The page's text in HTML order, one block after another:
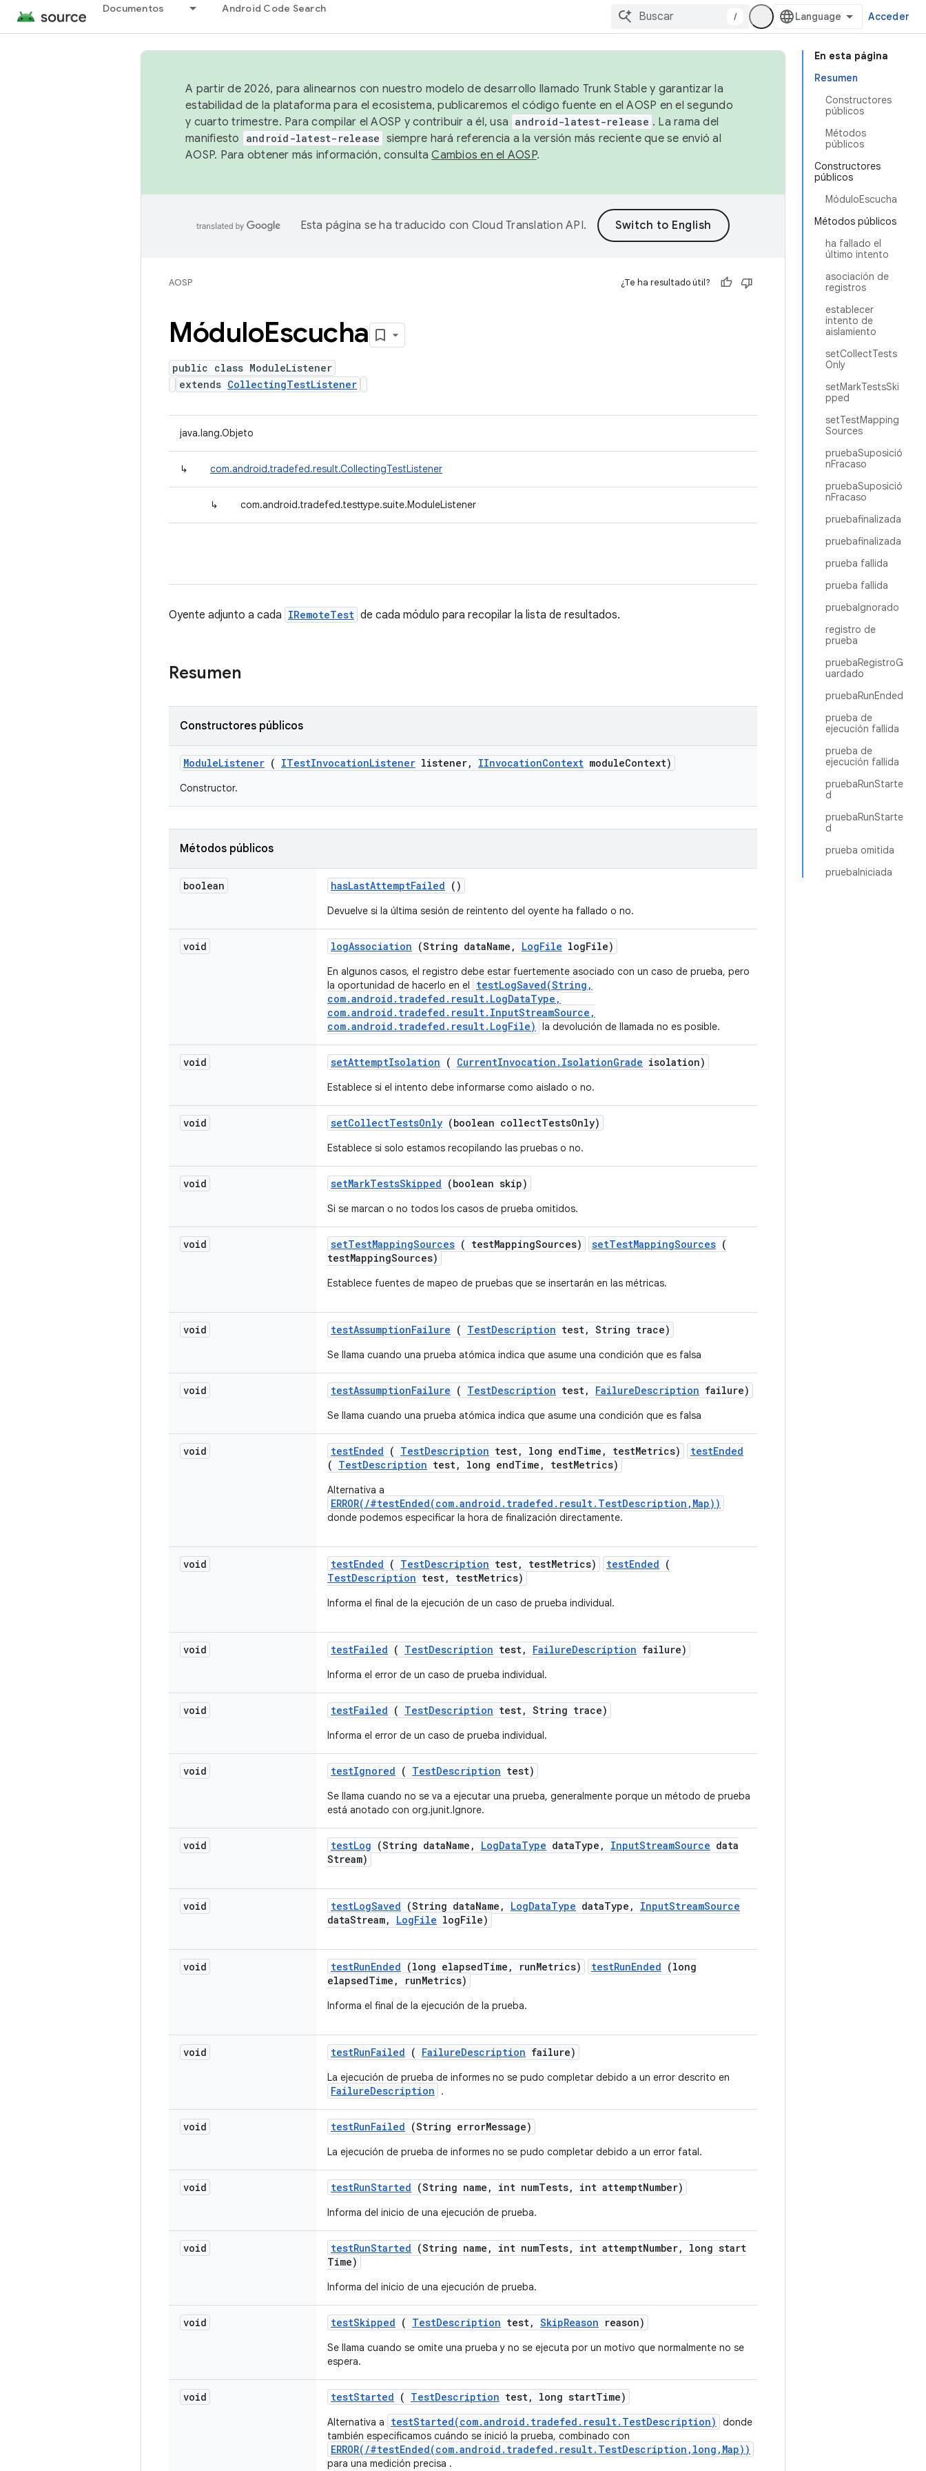
Documentos Android Code Search
/ Acceder
En esta página
Resumen
Constructores
públicos
Métodos
públicos
Constructores
públicos
MóduloEscucha
Métodos públicos
ha fallado el
último intento
asociación de
registros
establecer
intento de
aislamiento
setCollectTests
Only
setMarkTestsSki
pped
setTestMapping
Sources
pruebaSuposició
nFracaso
pruebaSuposició
nFracaso
pruebafinalizada
pruebafinalizada
prueba fallida
prueba fallida
pruebaIgnorado
registro de
prueba
pruebaRegistroG
uardado
pruebaRunEnded
prueba de
ejecución fallida
prueba de
ejecución fallida
pruebaRunStarte
d
pruebaRunStarte
d
prueba omitida
pruebaIniciada
A partir de 2026, para alinearnos con nuestro modelo de desarrollo llamado Trunk Stable y garantizar la
estabilidad de la plataforma para el ecosistema, publicaremos el código fuente en el AOSP en el segundo
y cuarto trimestre. Para compilar el AOSP y contribuir a él, usa android-latest-release . La rama del
manifiesto
android-latest-release siempre hará referencia a la versión más reciente que se envió al
AOSP. Para obtener más información, consultaCambios en el AOSP.
Esta página se ha traducido con Cloud Translation API.
AOSP ¿Te ha resultado útil?
MóduloEscucha
public class ModuleListener
extends CollectingTestListener
java.lang.Objeto
↳ com.android.tradefed.result.CollectingTestListener
↳ com.android.tradefed.testtype.suite.ModuleListener
Oyente adjunto a cada IRemoteTest de cada módulo para recopilar la lista de resultados.
Resumen
Constructores públicos
ModuleListener ( ITestInvocationListener listener, IInvocationContext moduleContext)
Constructor.
Métodos públicos
boolean hasLastAttemptFailed ()
Devuelve si la última sesión de reintento del oyente ha fallado o no.
void logAssociation (String dataName , LogFile logFile)
En algunos casos, el registro debe estar fuertemente asociado con un caso de prueba, pero
la oportunidad de hacerlo en el
testLogSaved(String,
com.android.tradefed.result.LogDataType,
com.android.tradefed.result.InputStreamSource,
com.android.tradefed.result.LogFile)
la devolución de llamada no es posible.
void setAttemptIsolation ( CurrentInvocation . IsolationGrade isolation)
Establece si el intento debe informarse como aislado o no.
void setCollectTestsOnly (boolean collectTestsOnly)
Establece si solo estamos recopilando las pruebas o no.
void setMarkTestsSkipped (boolean skip)
Si se marcan o no todos los casos de prueba omitidos.
void setTestMappingSources ( testMappingSources) setTestMappingSources (
testMappingSources)
Establece fuentes de mapeo de pruebas que se insertarán en las métricas.
void testAssumptionFailure ( TestDescription test, String trace)
Se llama cuando una prueba atómica indica que asume una condición que es falsa
void testAssumptionFailure ( TestDescription test, FailureDescription failure)
Se llama cuando una prueba atómica indica que asume una condición que es falsa
void testEnded ( TestDescription test, long endTime , testMetrics)
testEnded
( TestDescription test, long endTime, testMetrics)
Alternativa a
ERROR(/#testEnded(com.android.tradefed.result.TestDescription,Map))
donde podemos especificar la hora de finalización directamente.
void testEnded ( TestDescription test, testMetrics) testEnded (
TestDescription test, testMetrics)
Informa el final de la ejecución de un caso de prueba individual.
void testFailed ( TestDescription test, FailureDescription failure)
Informa el error de un caso de prueba individual.
void testFailed ( TestDescription test, String trace)
Informa el error de un caso de prueba individual.
void testIgnored ( TestDescription test)
Se llama cuando no se va a ejecutar una prueba, generalmente porque un método de prueba
está anotado con org.junit.Ignore.
void testLog (String dataName , LogDataType dataType , InputStreamSource data
Stream)
void testLogSaved (String dataName , LogDataType dataType , InputStreamSource
dataStream, LogFile logFile)
void testRunEnded (long elapsedTime , runMetrics) testRunEnded (long
elapsedTime, runMetrics)
Informa el final de la ejecución de la prueba.
void testRunFailed ( FailureDescription failure)
La ejecución de prueba de informes no se pudo completar debido a un error descrito en
FailureDescription .
void testRunFailed (String errorMessage)
La ejecución de prueba de informes no se pudo completar debido a un error fatal.
void testRunStarted (String name , int numTests, int attemptNumber)
Informa del inicio de una ejecución de prueba.
void testRunStarted (String name , int numTests, int attemptNumber,
long start
Time)
Informa del inicio de una ejecución de prueba.
void testSkipped ( TestDescription test, SkipReason reason)
Se llama cuando se omite una prueba y no se ejecuta por un motivo que normalmente no se
espera.
void testStarted ( TestDescription test, long startTime)
Alternativa a testStarted(com.android.tradefed.result.TestDescription)
donde
también especificamos cuándo se inició la prueba, combinado con
ERROR(/#testEnded(com.android.tradefed.result.TestDescription,long,Map))
para una medición precisa .